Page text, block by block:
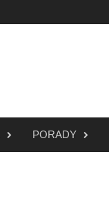
PORADY